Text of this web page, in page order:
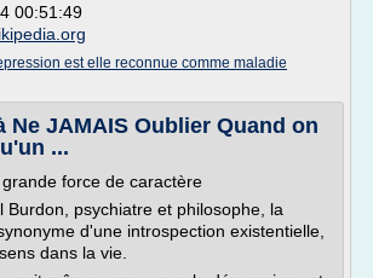
00:51:49
est elle reconnue comme maladie
Ne JAMAIS Oublier Quand on
...
force de caractère
Burdon, psychiatre et philosophe, la
d'une introspection existentielle,
dans la vie.